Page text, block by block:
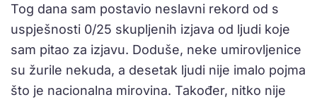
Tog dana sam postavio neslavni rekord od s
uspješnosti 0/25 skupljenih izjava od ljudi koje
sam pitao za izjavu. Doduše, neke umirovljenice
su žurile nekuda, a desetak ljudi nije imalo pojma
što je nacionalna mirovina. Također, nitko nije